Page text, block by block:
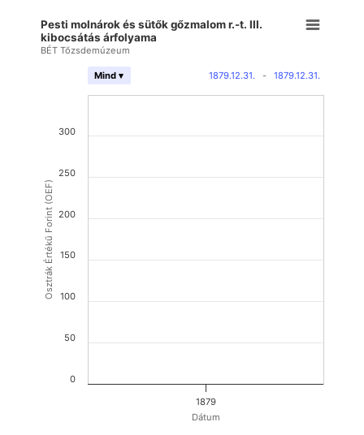
Dátum
Osztrák Értékű Forint (OEF)
Pesti molnárok és sütők gőzmalom r.-t. III.
kibocsátás árfolyama
BÉT Tőzsdemúzeum
1879.12.31. - 1879.12.31.
Mind ▾
1879
0
50
100
150
200
250
300